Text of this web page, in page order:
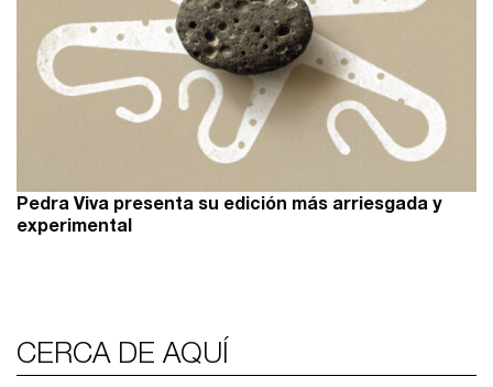
Pedra Viva presenta su edición más arriesgada y
experimental
CERCA DE AQUÍ